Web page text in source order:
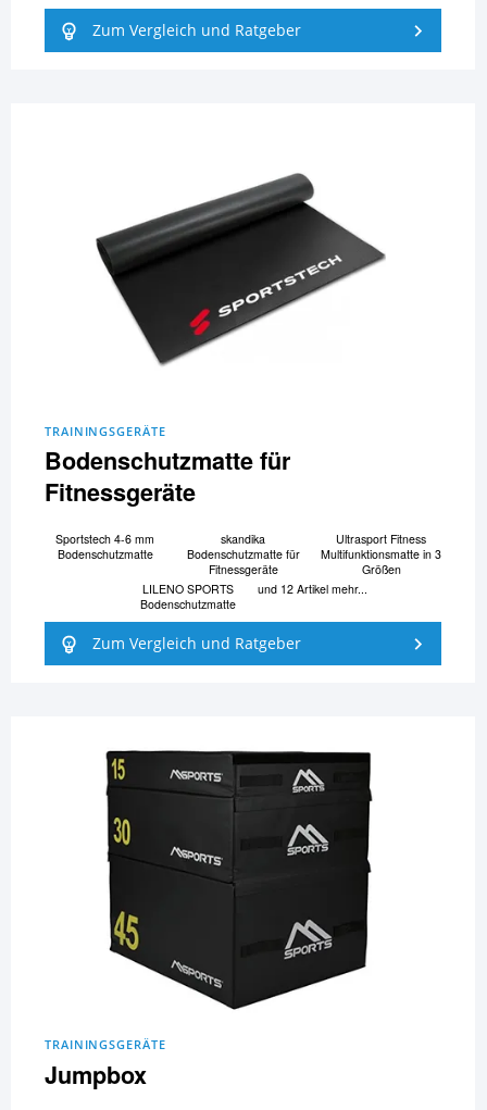
Zum Vergleich und Ratgeber
TRAININGSGERÄTE
Bodenschutzmatte für
Fitnessgeräte
Sportstech 4-6 mm
Bodenschutzmatte
skandika
Bodenschutzmatte für
Fitnessgeräte
Ultrasport Fitness
Multifunktionsmatte in 3
Größen
LILENO SPORTS
Bodenschutzmatte
und 12 Artikel mehr...
Zum Vergleich und Ratgeber
TRAININGSGERÄTE
Jumpbox